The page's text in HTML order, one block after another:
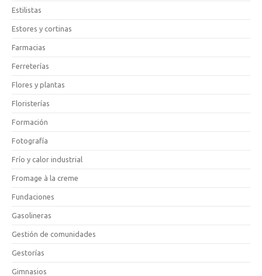
Estilistas
Estores y cortinas
Farmacias
Ferreterías
Flores y plantas
Floristerías
Formación
Fotografía
Frío y calor industrial
Fromage à la creme
Fundaciones
Gasolineras
Gestión de comunidades
Gestorías
Gimnasios